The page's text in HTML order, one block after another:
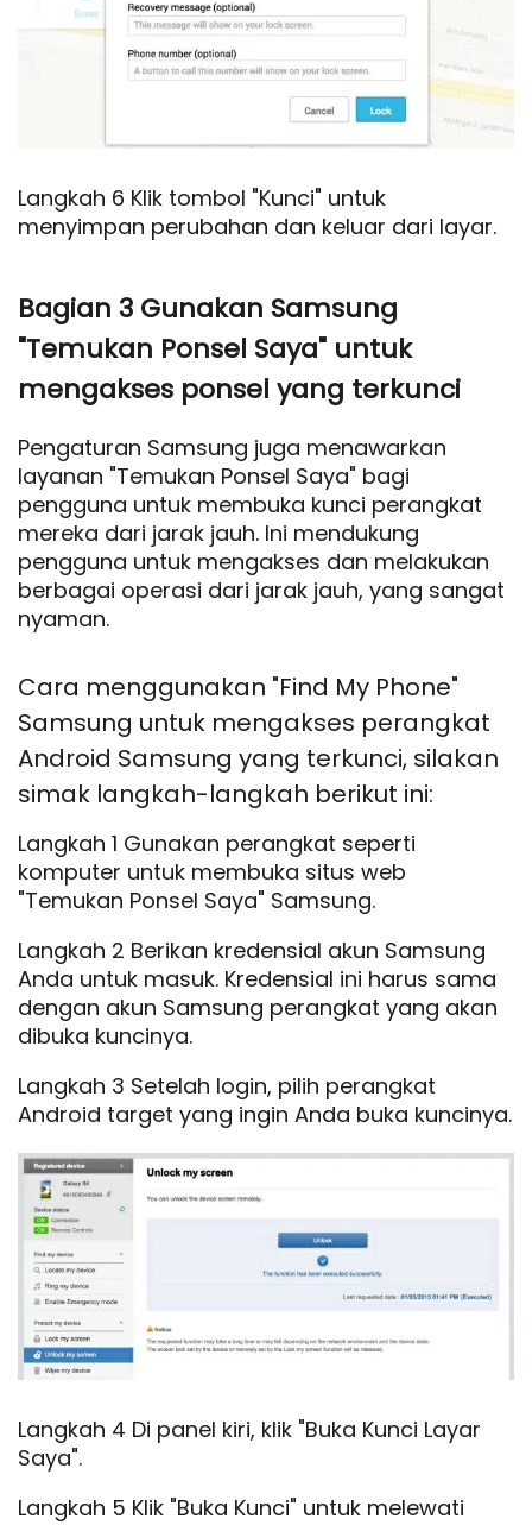
Langkah 6 Klik tombol "Kunci" untuk
menyimpan perubahan dan keluar dari layar.
Bagian 3 Gunakan Samsung
"Temukan Ponsel Saya" untuk
mengakses ponsel yang terkunci
Pengaturan Samsung juga menawarkan
layanan "Temukan Ponsel Saya" bagi
pengguna untuk membuka kunci perangkat
mereka dari jarak jauh. Ini mendukung
pengguna untuk mengakses dan melakukan
berbagai operasi dari jarak jauh, yang sangat
nyaman.
Cara menggunakan "Find My Phone"
Samsung untuk mengakses perangkat
Android Samsung yang terkunci, silakan
simak langkah-langkah berikut ini:
Langkah 1 Gunakan perangkat seperti
komputer untuk membuka situs web
"Temukan Ponsel Saya" Samsung.
Langkah 2 Berikan kredensial akun Samsung
Anda untuk masuk. Kredensial ini harus sama
dengan akun Samsung perangkat yang akan
dibuka kuncinya.
Langkah 3 Setelah login, pilih perangkat
Android target yang ingin Anda buka kuncinya.
Langkah 4 Di panel kiri, klik "Buka Kunci Layar
Saya".
Langkah 5 Klik "Buka Kunci" untuk melewati